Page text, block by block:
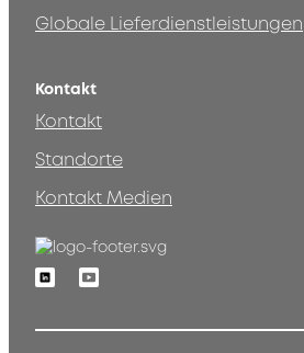
Globale Lieferdienstleistungen
Kontakt
Kontakt
Standorte
Kontakt Medien
LinkedinYoutube